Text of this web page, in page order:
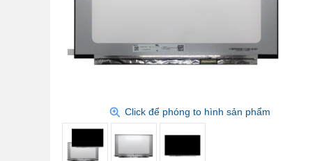
Click để phóng to hình sản phẩm